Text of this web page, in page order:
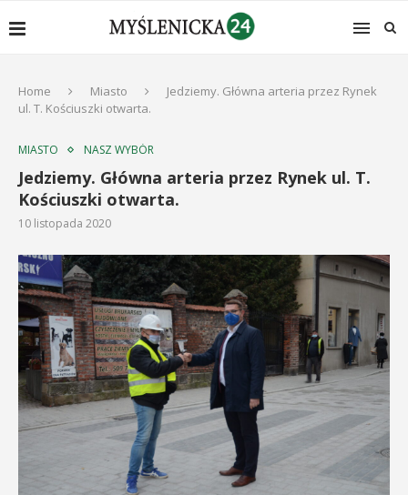
Home Miasto
Jedziemy. Główna arteria przez Rynek
ul. T. Kościuszki otwarta.
MIASTO NASZ WYBÓR
Jedziemy. Główna arteria przez Rynek ul. T.
Kościuszki otwarta.
10 listopada 2020